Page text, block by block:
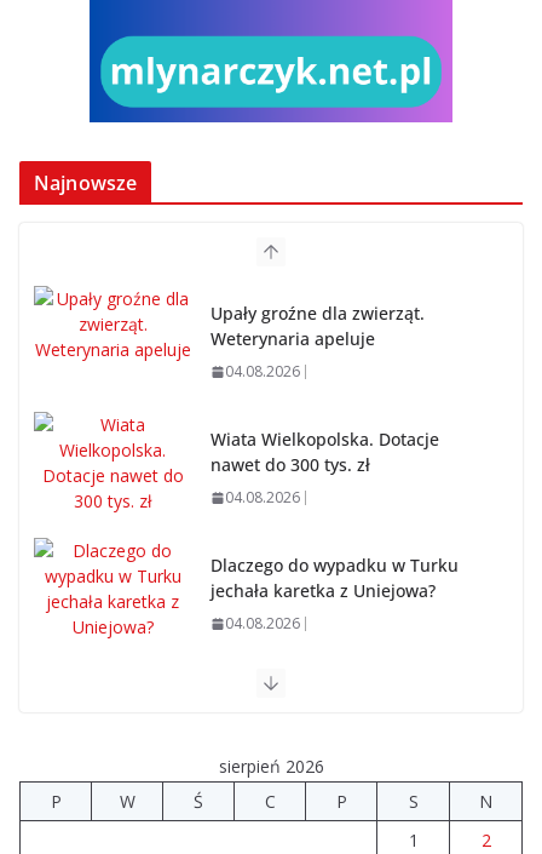
Najnowsze
Upały groźne dla zwierząt.
Weterynaria apeluje
04.08.2026
Wiata Wielkopolska. Dotacje
nawet do 300 tys. zł
04.08.2026
Dlaczego do wypadku w Turku
jechała karetka z Uniejowa?
04.08.2026
Ponad 9 mln zł na drogi i świetlice w powiecie
Powiat turecki poniżej średniej pod względem ofert
pracy
sierpień 2026
P
W Ś C P S
N
1
2